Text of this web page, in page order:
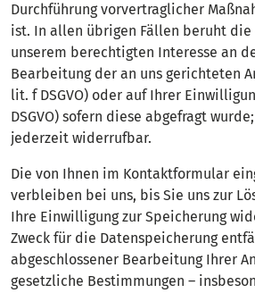
Durchführung vorvertraglicher
ist. In allen übrigen Fällen beruht die
unserem berechtigten Interesse an
Bearbeitung der an uns gerichteten
lit. f DSGVO) oder auf Ihrer
DSGVO) sofern diese abgefragt
jederzeit widerrufbar.
Die von Ihnen im Kontaktformular
verbleiben bei uns, bis Sie uns zur
Ihre Einwilligung zur Speicherung
Zweck für die Datenspeicherung
abgeschlossener Bearbeitung Ihrer
gesetzliche Bestimmungen –